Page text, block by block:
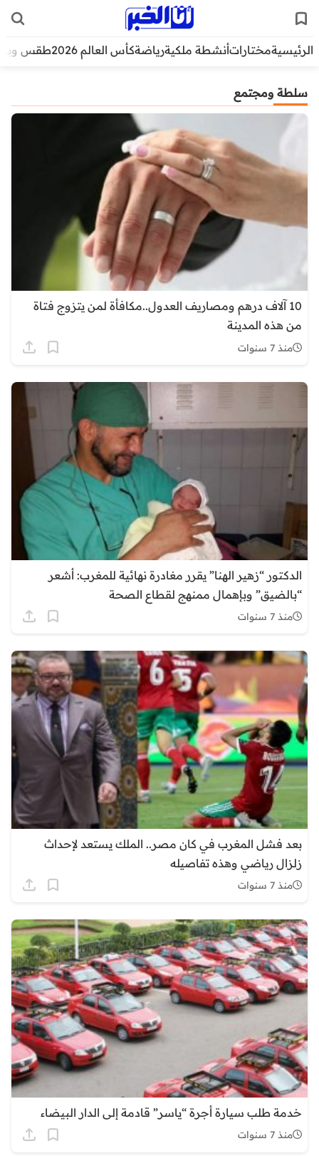
الرئيسيةمختاراتأنشطة ملكيةرياضةكأس العالم 2026 طقس
سلطة ومجتمع
10 آلاف درهم ومصاريف العدول..مكافأة لمن يتزوج فتاة
من هذه المدينة
منذ 7 سنوات
الدكتور “زهير الهنا” يقرر مغادرة نهائية للمغرب: أشعر
“بالضيق” وبإهمال ممنهج لقطاع الصحة
منذ 7 سنوات
بعد فشل المغرب في كان مصر.. الملك يستعد لإحداث
زلزال رياضي وهذه تفاصيله
منذ 7 سنوات
خدمة طلب سيارة أجرة “ياسر” قادمة إلى الدار البيضاء
منذ 7 سنوات